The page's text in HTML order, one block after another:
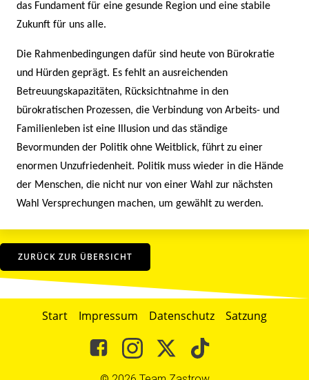
das Fundament für eine gesunde Region und eine stabile
Zukunft für uns alle.
Die Rahmenbedingungen dafür sind heute von Bürokratie
und Hürden geprägt. Es fehlt an ausreichenden
Betreuungskapazitäten, Rücksichtnahme in den
bürokratischen Prozessen, die Verbindung von Arbeits- und
Familienleben ist eine Illusion und das ständige
Bevormunden der Politik ohne Weitblick, führt zu einer
enormen Unzufriedenheit. Politik muss wieder in die Hände
der Menschen, die nicht nur von einer Wahl zur nächsten
Wahl Versprechungen machen, um gewählt zu werden.
ZURÜCK ZUR ÜBERSICHT
Start Impressum Datenschutz Satzung